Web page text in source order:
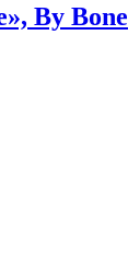
By Bone